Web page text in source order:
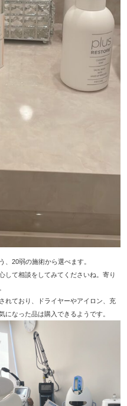
、20弱の施術から選べます。
して相談をしてみてくださいね。寄り
れており、ドライヤーやアイロン、充
になった品は購入できるようです。